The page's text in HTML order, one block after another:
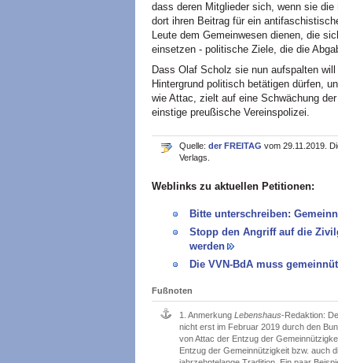
dass deren Mitglieder sich, wenn sie
dort ihren Beitrag für ein
Leute dem Gemeinwesen dienen, die
einsetzen - politische Ziele, die die
Dass Olaf Scholz sie nun aufspalten
Hintergrund politisch betätigen dürfen,
wie Attac, zielt auf eine Schwächung
einstige preußische Vereinspolizei.
Quelle: der FREITAG vom 29.11.2019.
Verlags.
Weblinks zu aktuellen Petitionen:
Bitte unterschreiben:
Stopp den Angriff auf die
werden
Die VVN-BdA muss
Fußnoten
1. Anmerkung Lebenshaus-Redaktion:
nicht erst im Februar 2019 durch den
von Attac der Entzug der
Entzug der Gemeinnützigkeit bzw. auch